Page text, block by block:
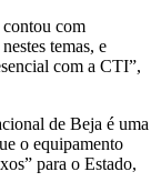
contou com
temas, e
com a CTI”,
de Beja é uma
o equipamento
para o Estado,